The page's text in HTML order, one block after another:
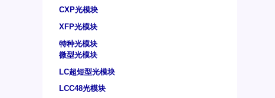
CXP光模块
XFP光模块
特种光模块
微型光模块
LC超短型光模块
LCC48光模块